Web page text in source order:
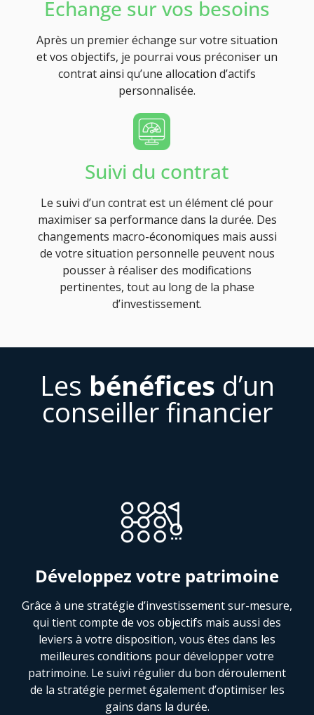
Echange sur vos besoins
Après un premier échange sur votre situation
et vos objectifs, je pourrai vous préconiser un
contrat ainsi qu’une allocation d’actifs
personnalisée.
Suivi du contrat
Le suivi d’un contrat est un élément clé pour
maximiser sa performance dans la durée. Des
changements macro-économiques mais aussi
de votre situation personnelle peuvent nous
pousser à réaliser des modifications
pertinentes, tout au long de la phase
d’investissement.
Les bénéfices d’un
conseiller financier
Développez votre patrimoine
Grâce à une stratégie d’investissement sur-mesure,
qui tient compte de vos objectifs mais aussi des
leviers à votre disposition, vous êtes dans les
meilleures conditions pour développer votre
patrimoine. Le suivi régulier du bon déroulement
de la stratégie permet également d’optimiser les
gains dans la durée.